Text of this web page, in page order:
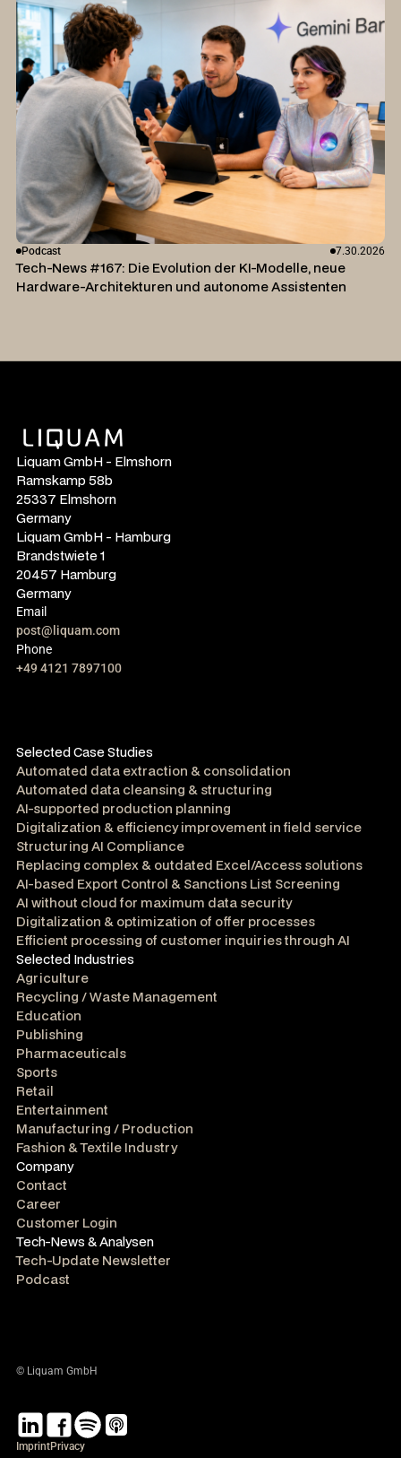
Podcast 7.30.2026
Tech-News #167: Die Evolution der KI-Modelle, neue
Hardware-Architekturen und autonome Assistenten
Liquam GmbH - Elmshorn
Ramskamp 58b
25337 Elmshorn
Germany
Liquam GmbH - Hamburg
Brandstwiete 1
20457 Hamburg
Germany
Email
post@liquam.com
Phone
+49 4121 7897100
Selected Case Studies
Automated data extraction & consolidation
Automated data cleansing & structuring
AI-supported production planning
Digitalization & efficiency improvement in field service
Structuring AI Compliance
Replacing complex & outdated Excel/Access solutions
AI-based Export Control & Sanctions List Screening
AI without cloud for maximum data security
Digitalization & optimization of offer processes
Efficient processing of customer inquiries through AI
Selected Industries
Agriculture
Recycling / Waste Management
Education
Publishing
Pharmaceuticals
Sports
Retail
Entertainment
Manufacturing / Production
Fashion & Textile Industry
Company
Contact
Career
Customer Login
Tech-News & Analysen
Tech-Update Newsletter
Podcast
© Liquam GmbH
ImprintPrivacy